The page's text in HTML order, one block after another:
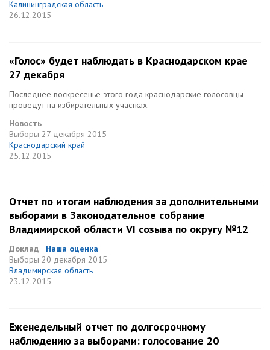
Калининградская область
26.12.2015
«Голос» будет наблюдать в Краснодарском крае
27 декабря
Последнее воскресенье этого года краснодарские голосовцы
проведут на избирательных участках.
Новость
Выборы 27 декабря 2015
Краснодарский край
25.12.2015
Отчет по итогам наблюдения за дополнительными
выборами в Законодательное собрание
Владимирской области VI созыва по округу №12
Доклад
Наша оценка
Выборы 20 декабря 2015
Владимирская область
23.12.2015
Еженедельный отчет по долгосрочному
наблюдению за выборами: голосование 20